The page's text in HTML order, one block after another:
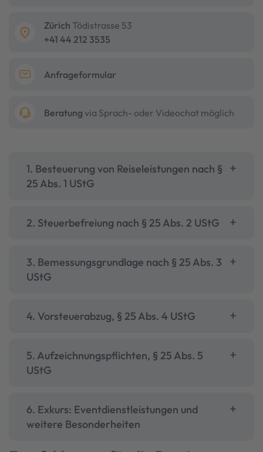
Zürich Tödistrasse 53
+41 44 212 3535
Anfrageformular
Beratung via Sprach- oder Videochat möglich
1. Besteuerung von Reiseleistungen nach §
25 Abs. 1 UStG
2. Steuerbefreiung nach § 25 Abs. 2 UStG
3. Bemessungsgrundlage nach § 25 Abs. 3
UStG
4. Vorsteuerabzug, § 25 Abs. 4 UStG
5. Aufzeichnungspflichten, § 25 Abs. 5
UStG
6. Exkurs: Eventdienstleistungen und
weitere Besonderheiten